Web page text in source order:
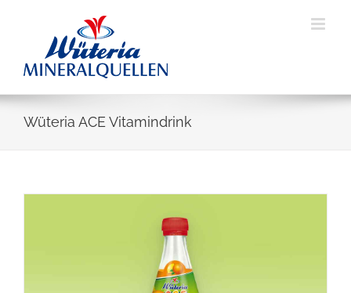
Wüteria ACE Vitamindrink